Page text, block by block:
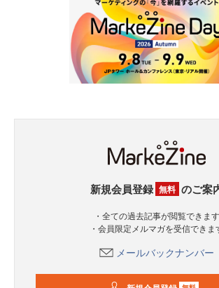
新規会員登録 無料 のご案
・全ての過去記事が閲覧できます
・会員限定メルマガを受信できま
メールバックナンバー